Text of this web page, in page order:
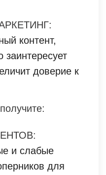
контент,
заинтересует
доверие к
и слабые
для